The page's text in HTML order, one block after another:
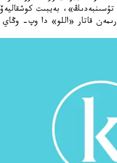
بەيبىت
قاتار «اللو» دا وپ- وڭاي